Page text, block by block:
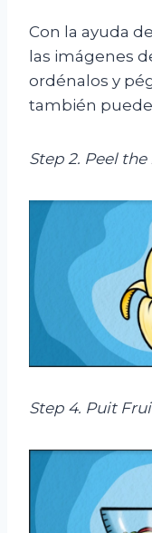
Con la ayuda
las imágenes
ordénalos y
también
Step 2. Peel the
Step 4. Puit